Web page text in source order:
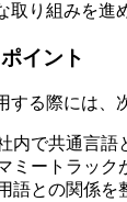
り組みを進
イント
る際には、
内で共通言
ミートラッ
語との関係